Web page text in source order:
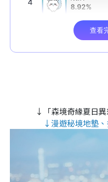
↓「森境奇緣夏日
↓漫遊秘境地墊